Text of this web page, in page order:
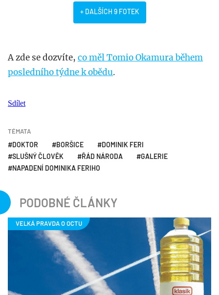
+ DALŠÍCH 9 FOTEK
A zde se dozvíte, co měl Tomio Okamura během
posledního týdne k obědu.
Sdílet
TÉMATA
DOKTOR BORŠICE
DOMINIK FERI
SLUŠNÝ ČLOVĚK
ŘÁD NÁRODA
GALERIE
NAPADENÍ DOMINIKA FERIHO
PODOBNÉ ČLÁNKY